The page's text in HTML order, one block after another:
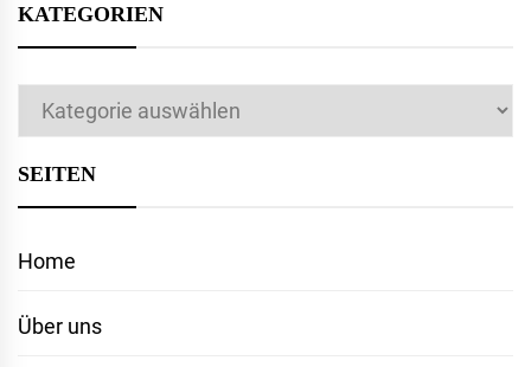
KATEGORIEN
Kategorien
SEITEN
Home
Über uns